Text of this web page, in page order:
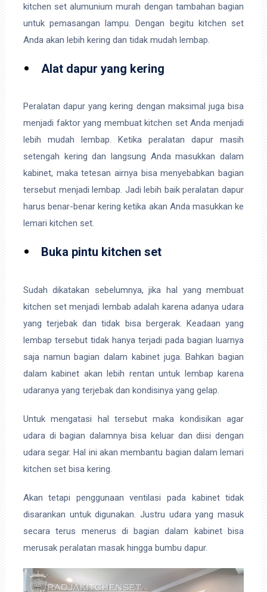
kitchen set alumunium murah dengan tambahan bagian
untuk pemasangan lampu. Dengan begitu kitchen set
Anda akan lebih kering dan tidak mudah lembap.
Alat dapur yang kering
Peralatan dapur yang kering dengan maksimal juga bisa
menjadi faktor yang membuat kitchen set Anda menjadi
lebih mudah lembap. Ketika peralatan dapur masih
setengah kering dan langsung Anda masukkan dalam
kabinet, maka tetesan airnya bisa menyebabkan bagian
tersebut menjadi lembap. Jadi lebih baik peralatan dapur
harus benar-benar kering ketika akan Anda masukkan ke
lemari kitchen set.
Buka pintu kitchen set
Sudah dikatakan sebelumnya, jika hal yang membuat
kitchen set menjadi lembab adalah karena adanya udara
yang terjebak dan tidak bisa bergerak. Keadaan yang
lembap tersebut tidak hanya terjadi pada bagian luarnya
saja namun bagian dalam kabinet juga. Bahkan bagian
dalam kabinet akan lebih rentan untuk lembap karena
udaranya yang terjebak dan kondisinya yang gelap.
Untuk mengatasi hal tersebut maka kondisikan agar
udara di bagian dalamnya bisa keluar dan diisi dengan
udara segar. Hal ini akan membantu bagian dalam lemari
kitchen set bisa kering.
Akan tetapi penggunaan ventilasi pada kabinet tidak
disarankan untuk digunakan. Justru udara yang masuk
secara terus menerus di bagian dalam kabinet bisa
merusak peralatan masak hingga bumbu dapur.